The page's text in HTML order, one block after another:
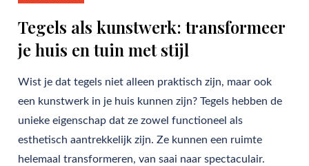
Tegels als kunstwerk: transformeer
je huis en tuin met stijl
Wist je dat tegels niet alleen praktisch zijn, maar ook
een kunstwerk in je huis kunnen zijn? Tegels hebben de
unieke eigenschap dat ze zowel functioneel als
esthetisch aantrekkelijk zijn. Ze kunnen een ruimte
helemaal transformeren, van saai naar spectaculair.